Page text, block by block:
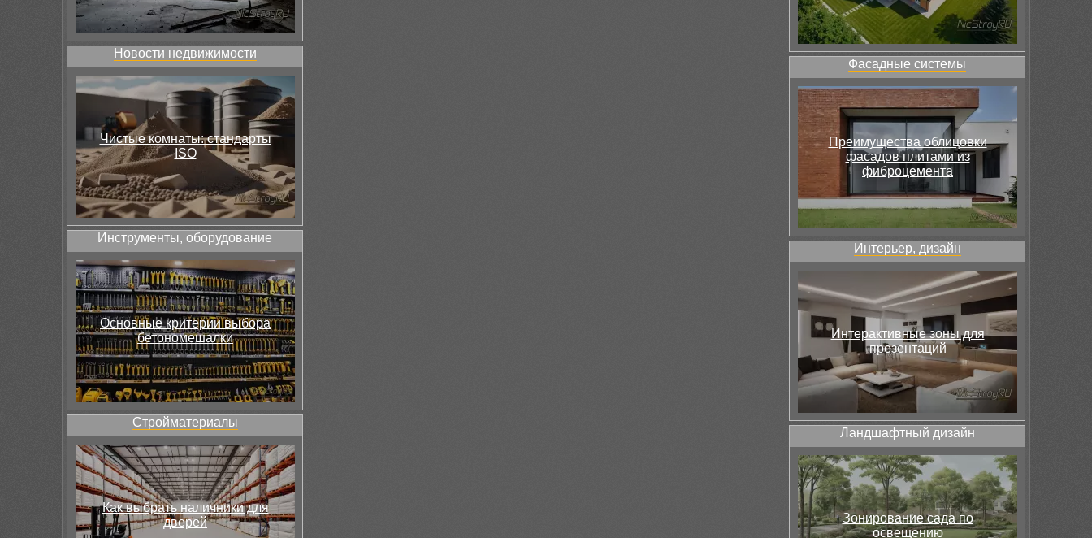
Новости недвижимости
Чистые комнаты: стандарты
ISO
Инструменты, оборудование
Основные критерии выбора
бетономешалки
Стройматериалы
Как выбрать наличники для
дверей
Фасадные системы
Преимущества облицовки
фасадов плитами из
фиброцемента
Интерьер, дизайн
Интерактивные зоны для
презентаций
Ландшафтный дизайн
Зонирование сада по
освещению